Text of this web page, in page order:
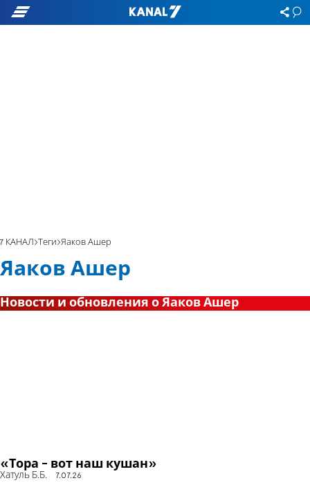
7 КАНАЛ Теги Яаков Ашер
Яаков Ашер
Новости и обновления о Яаков Ашер
«Тора - вот наш кушан»
Хатуль Б.Б. 7.07.26